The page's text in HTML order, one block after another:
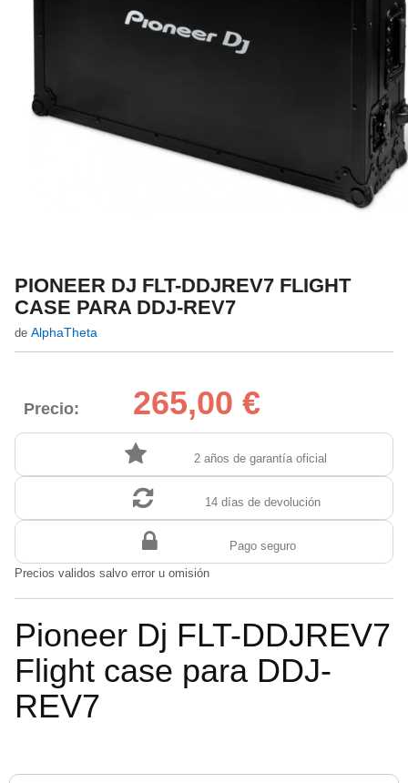
PIONEER DJ FLT-DDJREV7 FLIGHT
CASE PARA DDJ-REV7
de AlphaTheta
Precio: 265,00 €
2 años de garantía oficial
14 días de devolución
Pago seguro
Precios validos salvo error u omisión
Pioneer Dj FLT-DDJREV7
Flight case para DDJ-
REV7